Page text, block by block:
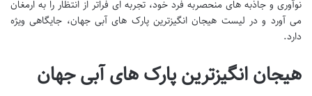
نوآوری و جاذبه های منحصربه فرد خود، تجربه ای فراتر از انتظار را به ارمغان
می آورد و در لیست هیجان انگیزترین پارک های آبی جهان، جایگاهی ویژه
دارد.
هیجان انگیزترین پارک های آبی جهان